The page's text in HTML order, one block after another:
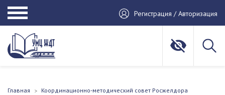
Регистрация / Авторизация
Главная
Координационно-методический совет Росжелдора